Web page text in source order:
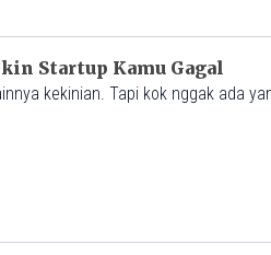
Startup Kamu Gagal
kekinian. Tapi kok nggak ada